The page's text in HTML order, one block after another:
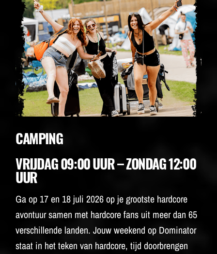
CAMPING
VRIJDAG 09:00 UUR – ZONDAG 12:00
UUR
Ga op 17 en 18 juli 2026 op je grootste hardcore
avontuur samen met hardcore fans uit meer dan 65
verschillende landen. Jouw weekend op Dominator
staat in het teken van hardcore, tijd doorbrengen